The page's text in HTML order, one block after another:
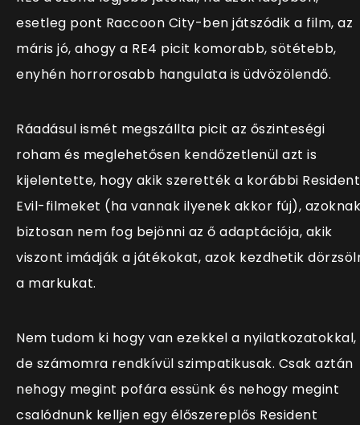
esetleg pont Raccoon City-ben játszódik a film, az
máris jó, ahogy a RE4 picit komorabb, sötétebb,
enyhén horrorosabb hangulata is üdvözölendő.
Ráadásul ismét megszállta picit az őszinteségi
roham és meglehetősen kendőzetlenül azt is
kijelentette, hogy akik szerették a korábbi Resident
Evil-filmeket (ha vannak ilyenek akkor fúj), azoknak
biztosan nem fog bejönni az ő adaptációja, akik
viszont imádják a játékokat, azok kezdhetik
a markukat.
Nem tudom ki hogy van ezekkel a nyilatkozatokkal,
de számomra rendkívül szimpatikusak. Csak aztán
nehogy megint pofára essünk és nehogy megint
csalódnunk kelljen egy élőszereplős Resident